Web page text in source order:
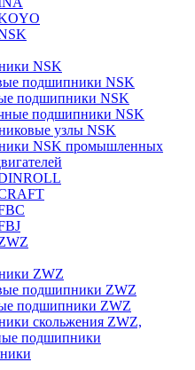
NSK
подшипники NSK
подшипники NSK
подшипники NSK
узлы NSK
NSK промышленных
ZWZ
подшипники ZWZ
подшипники ZWZ
скольжения ZWZ,
подшипники